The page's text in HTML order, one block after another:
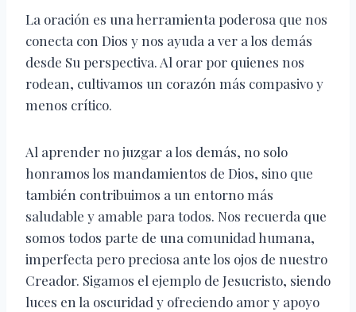
La oración es una herramienta poderosa que nos
conecta con Dios y nos ayuda a ver a los demás
desde Su perspectiva. Al orar por quienes nos
rodean, cultivamos un corazón más compasivo y
menos crítico.
Al aprender no juzgar a los demás, no solo
honramos los mandamientos de Dios, sino que
también contribuimos a un entorno más
saludable y amable para todos. Nos recuerda que
somos todos parte de una comunidad humana,
imperfecta pero preciosa ante los ojos de nuestro
Creador. Sigamos el ejemplo de Jesucristo, siendo
luces en la oscuridad y ofreciendo amor y apoyo